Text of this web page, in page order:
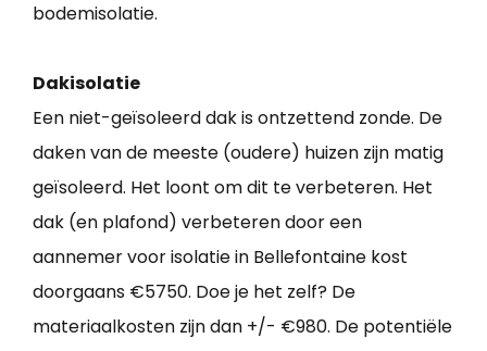
bodemisolatie.
Dakisolatie
Een niet-geïsoleerd dak is ontzettend zonde. De
daken van de meeste (oudere) huizen zijn matig
geïsoleerd. Het loont om dit te verbeteren. Het
dak (en plafond) verbeteren door een
aannemer voor isolatie in Bellefontaine kost
doorgaans €5750. Doe je het zelf? De
materiaalkosten zijn dan +/- €980. De potentiële